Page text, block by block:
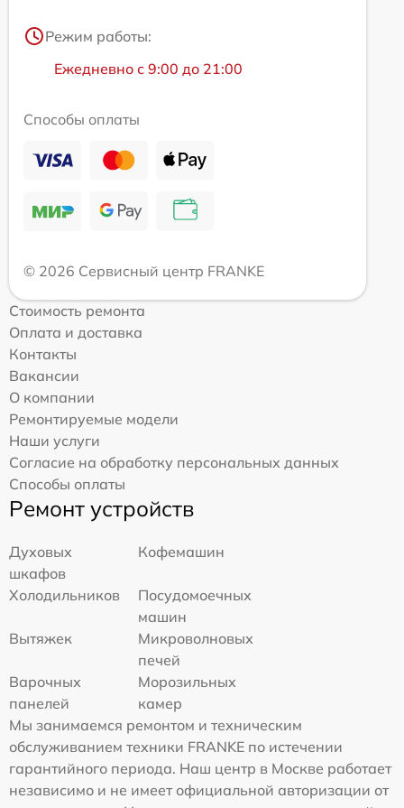
Режим работы:
Ежедневно с 9:00 до 21:00
Способы оплаты
© 2026 Сервисный центр FRANKE
Стоимость ремонта
Оплата и доставка
Контакты
Вакансии
О компании
Ремонтируемые модели
Наши услуги
Согласие на обработку персональных данных
Способы оплаты
Ремонт устройств
Духовых
шкафов
Кофемашин
Холодильников
Посудомоечных
машин
Вытяжек
Микроволновых
печей
Варочных
панелей
Морозильных
камер
Мы занимаемся ремонтом и техническим
обслуживанием техники FRANKE по истечении
гарантийного периода. Наш центр в Москве работает
независимо и не имеет официальной авторизации от